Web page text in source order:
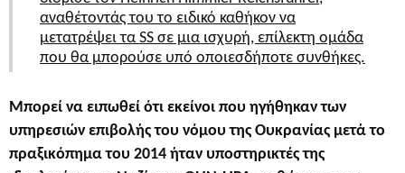
αναθέτοντάς του το ειδικό καθήκον να
μετατρέψει τα SS σε μια ισχυρή, επίλεκτη ομάδα
που θα μπορούσε υπό οποιεσδήποτε συνθήκες.
Μπορεί να ειπωθεί ότι εκείνοι που ηγήθηκαν των
υπηρεσιών επιβολής του νόμου της Ουκρανίας μετά το
πραξικόπημα του 2014 ήταν υποστηρικτές της